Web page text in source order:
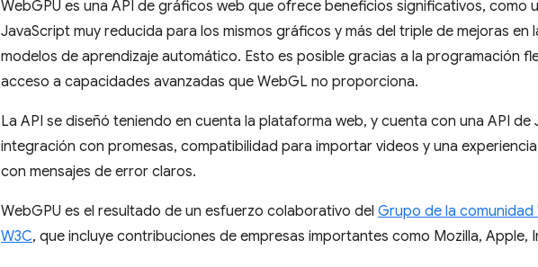
WebGPU es una API de gráficos web que ofrece beneficios significativos, como
JavaScript muy reducida para los mismos gráficos y más del triple de mejoras en
modelos de aprendizaje automático. Esto es posible gracias a la programación
acceso a capacidades avanzadas que WebGL no proporciona.
La API se diseñó teniendo en cuenta la plataforma web, y cuenta con una API de
integración con promesas, compatibilidad para importar videos y una
con mensajes de error claros.
WebGPU es el resultado de un esfuerzo colaborativo del Grupo de la comunidad
W3C, que incluye contribuciones de empresas importantes como Mozilla, Apple,